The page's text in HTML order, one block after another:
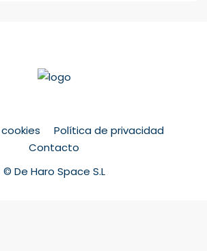
Política de privacidad
Contacto
© De Haro Space S.L